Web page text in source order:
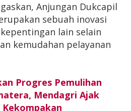
Anjungan Dukcapil
sebuah inovasi
lain selain
kemudahan pelayanan
Progres Pemulihan
Mendagri Ajak
Kekompakan